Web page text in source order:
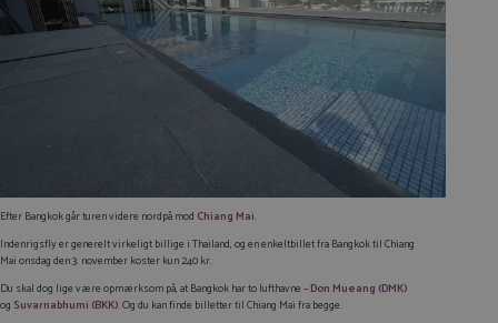
Efter Bangkok går turen videre nordpå mod Chiang Mai.
Indenrigsfly er generelt virkeligt billige i Thailand, og en enkeltbillet fra Bangkok til Chiang
Mai onsdag den 3. november koster kun 240 kr.
Du skal dog lige være opmærksom på, at Bangkok har to lufthavne –Don Mueang (DMK)
og Suvarnabhumi (BKK). Og du kan finde billetter til Chiang Mai fra begge.